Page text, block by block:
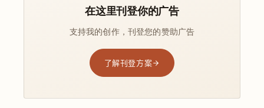
在这里刊登你的广告
支持我的创作，刊登您的赞助广告
了解刊登方案